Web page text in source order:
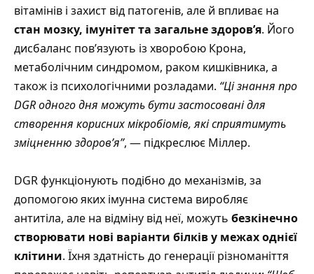
вітамінів і захист від патогенів, але й впливає на
стан мозку, імунітет та загальне здоров’я. Його
дисбаланс пов’язують із хворобою Крона,
метаболічним синдромом, раком кишківника, а
також із психологічними розладами. “Ці знання про
DGR одного дня можуть бути застосовані для
створення корисних мікробіомів, які сприятимуть
зміцненню здоров’я”, — підкреслює Міллер.
DGR функціонують подібно до механізмів, за
допомогою яких імунна система виробляє
антитіла, але на відміну від неї, можуть безкінечно
створювати нові варіанти білків у межах однієї
клітини. Їхня здатність до генерації різноманіття